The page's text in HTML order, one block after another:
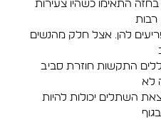
התאימו כשהיו צעירות
להן. אצל חלק מהנשים
התקשות חוזרת סביב
לא
השתלים יכולות להיות